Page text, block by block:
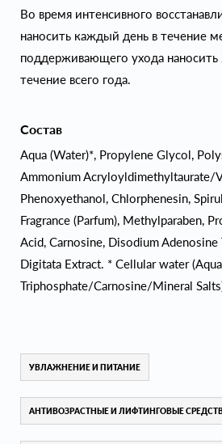
Во время интенсивного
наносить каждый день в течение
поддерживающего ухода наносить
течение всего года.
Состав
Aqua (Water)*, Propylene Glycol,
Ammonium Acryloyldimethyltaurate/
Phenoxyethanol, Chlorphenesin,
Fragrance (Parfum), Methylparaben,
Acid, Carnosine, Disodium Adenosine
Digitata Extract. * Cellular water
Triphosphate/Carnosine/Mineral
УВЛАЖНЕНИЕ И ПИТАНИЕ
АНТИВОЗРАСТНЫЕ И ЛИФТИНГОВЫЕ